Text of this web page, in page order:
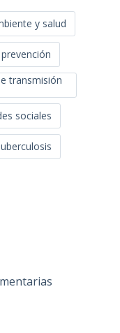
y salud
prevención
transmisión
sociales